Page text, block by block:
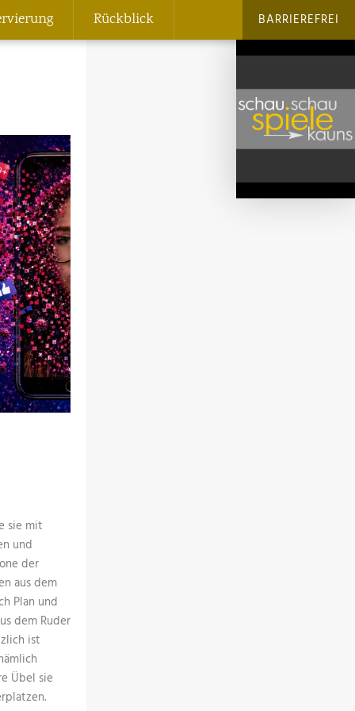
Rückblick BARRIEREFREI
sie mit
und
der
aus dem
Plan und
dem Ruder
ist
Übel sie